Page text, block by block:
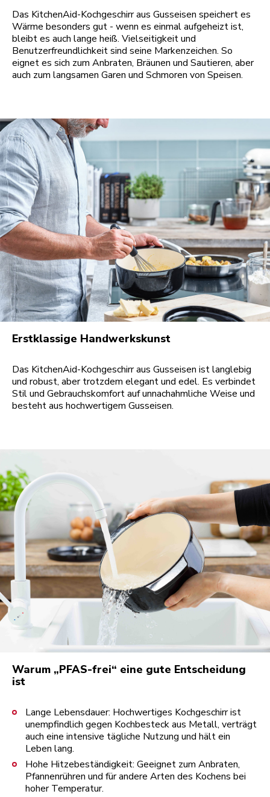
Das KitchenAid-Kochgeschirr aus Gusseisen speichert es
Wärme besonders gut - wenn es einmal aufgeheizt ist,
bleibt es auch lange heiß. Vielseitigkeit und
Benutzerfreundlichkeit sind seine Markenzeichen. So
eignet es sich zum Anbraten, Bräunen und Sautieren, aber
auch zum langsamen Garen und Schmoren von Speisen.
Erstklassige Handwerkskunst
Das KitchenAid-Kochgeschirr aus Gusseisen ist langlebig
und robust, aber trotzdem elegant und edel. Es verbindet
Stil und Gebrauchskomfort auf unnachahmliche Weise und
besteht aus hochwertigem Gusseisen.
Warum „PFAS-frei“ eine gute Entscheidung
ist
Lange Lebensdauer: Hochwertiges Kochgeschirr ist
unempfindlich gegen Kochbesteck aus Metall, verträgt
auch eine intensive tägliche Nutzung und hält ein
Leben lang.
Hohe Hitzebeständigkeit: Geeignet zum Anbraten,
Pfannenrühren und für andere Arten des Kochens bei
hoher Temperatur.